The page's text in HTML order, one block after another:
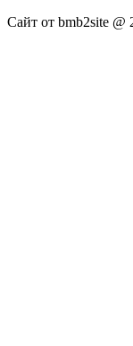
Сайт от bmb2site @